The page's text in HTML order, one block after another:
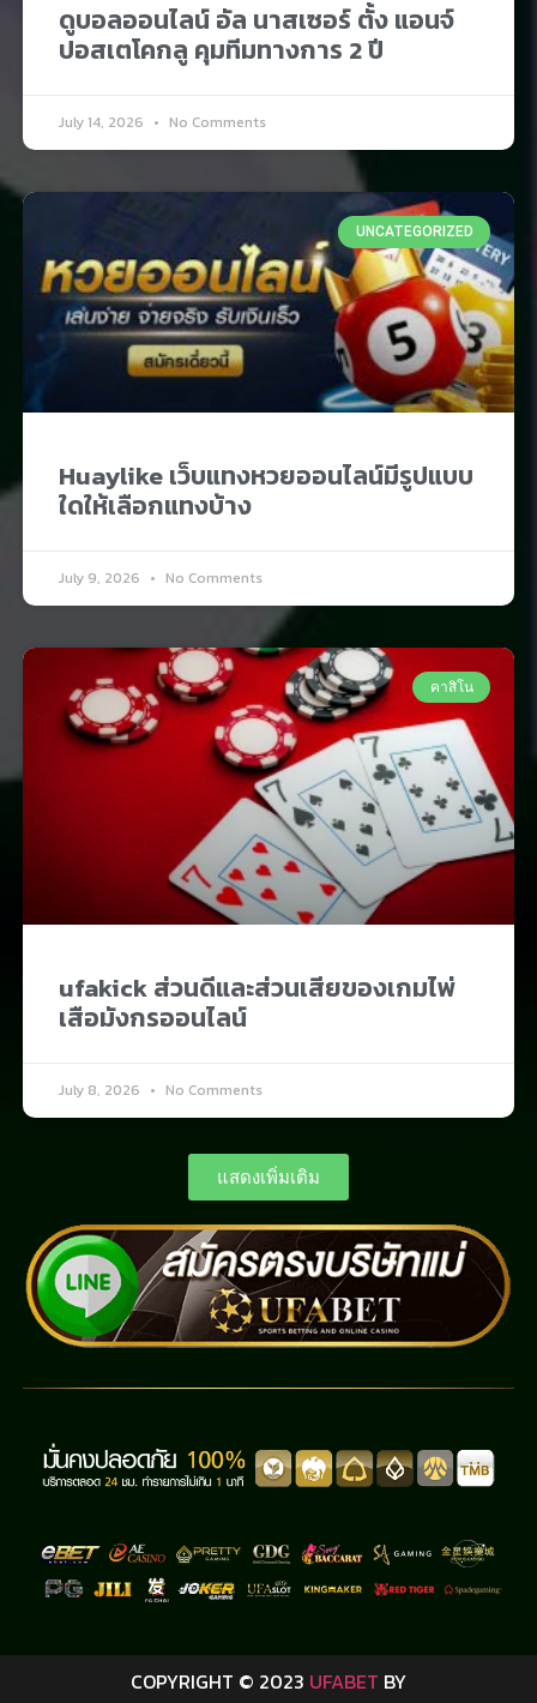
ดูบอลออนไลน์ อัล นาสเซอร์ ตั้ง แอนจ์
ปอสเตโคกลู คุมทีมทางการ 2 ปี
July 14, 2026 No Comments
UNCATEGORIZED
Huaylike เว็บแทงหวยออนไลน์มีรูปแบบ
ใดให้เลือกแทงบ้าง
July 9, 2026 No Comments
คาสิโน
ufakick ส่วนดีและส่วนเสียของเกมไพ่
เสือมังกรออนไลน์
July 8, 2026 No Comments
แสดงเพิ่มเติม
COPYRIGHT © 2023 UFABET BY